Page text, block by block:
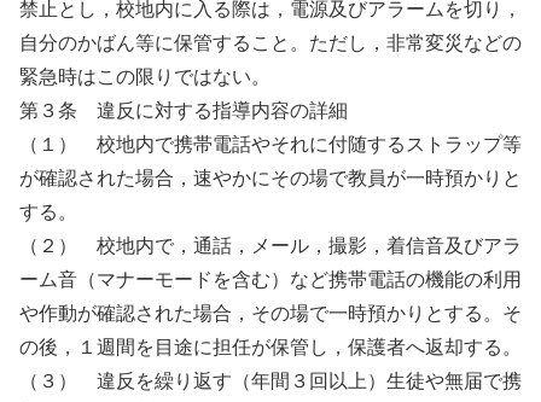
禁止とし，校地内に入る際は，電源及びアラームを切り，
自分のかばん等に保管すること。ただし，非常変災などの
緊急時はこの限りではない。
第３条 違反に対する指導内容の詳細
（１） 校地内で携帯電話やそれに付随するストラップ等
が確認された場合，速やかにその場で教員が一時預かりと
する。
（２） 校地内で，通話，メール，撮影，着信音及びアラ
ーム音（マナーモードを含む）など携帯電話の機能の利用
や作動が確認された場合，その場で一時預かりとする。そ
の後，１週間を目途に担任が保管し，保護者へ返却する。
（３） 違反を繰り返す（年間３回以上）生徒や無届で携